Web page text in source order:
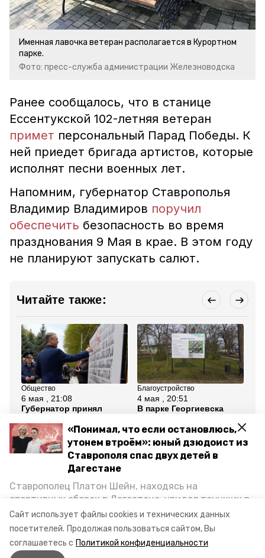
Сайт использует файлы cookies и технических данных
посетителей. Продолжая пользоваться сайтом, Вы
соглашаетесь с Политикой конфиденциальности
«Понимал, что если остановлюсь,
утонем втроём»: юный дзюдоист из
Ставрополя спас двух детей в
Дагестане
Ставрополец Платон Шейн, находясь на
спортивных сборах в Дегестане, увидел тонущих в
Каспийском море детей и бросился на помощь. По
возвращении домой, отважного мальчика
пригласили в министерство образования края и
наградили. Корреспондент «Победы26» пообщался
Именная лавочка ветеран располагается в Курортном
парке.
Фото: пресс-служба администрации Железноводска
Ранее сообщалось, что в станице
Ессентукской 102-летняя ветеран
примет персональный Парад Победы. К
ней приедет бригада артистов, которые
исполнят песни военных лет.
Напомним, губернатор Ставрополья
Владимир Владимиров поручил
обеспечить безопасность во время
празднования 9 Мая в крае. В этом году
не планируют запускать салют.
Читайте также:
Общество
6 мая , 21:08
Губернатор принял
Стены Памяти в парке
Победы Ставрополя
Благоустройство
4 мая , 20:51
В парке Георгиевска
детскую площадку
Все новости
железноводск парк ветеран
день победы